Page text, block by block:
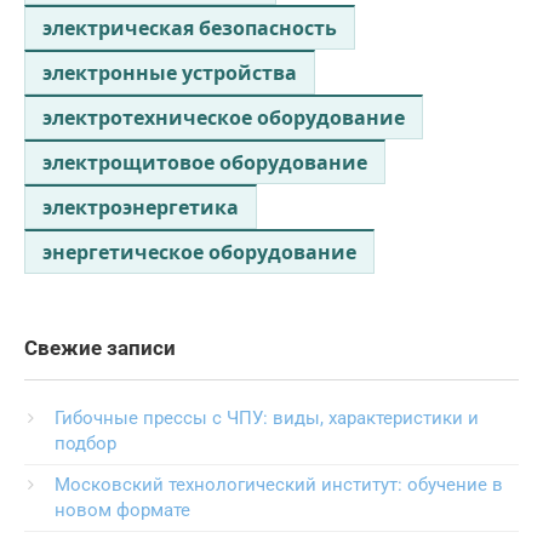
электрическая безопасность
электронные устройства
электротехническое оборудование
электрощитовое оборудование
электроэнергетика
энергетическое оборудование
Свежие записи
Гибочные прессы с ЧПУ: виды, характеристики и
подбор
Московский технологический институт: обучение в
новом формате